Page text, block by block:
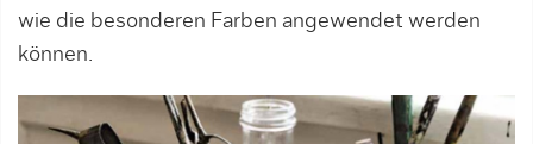
wie die besonderen Farben angewendet werden
können.